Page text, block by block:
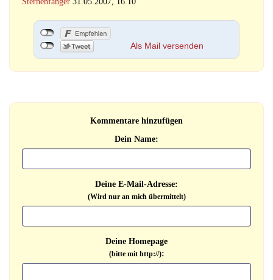
Als Mail versenden
Kommentare hinzufügen
Dein Name:
Deine E-Mail-Adresse:
(Wird nur an mich übermittelt)
Deine Homepage
(bitte mit http://):